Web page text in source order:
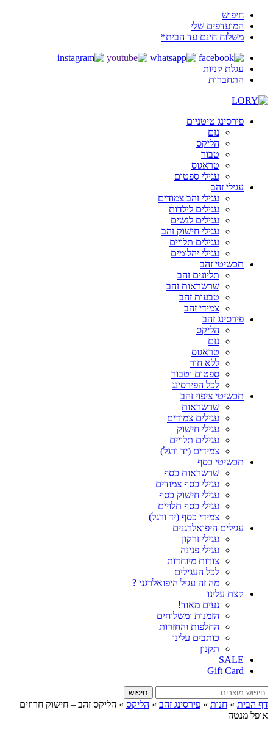
חיפוש
המועדפים שלי
משלוח חינם עד הבית*
עגלת קניות
התחברות
פירסינג טיטניום
נזם
הליקס
טבור
טראגוס
עגילי ספטום
עגילי זהב
עגילי זהב צמודים
עגילים לילדות
עגילים לנשים
עגילי חישוק זהב
עגילים תלויים
עגילי יהלומים
תכשיטי זהב
תליונים זהב
שרשראות זהב
טבעות זהב
צמידי זהב
פירסינג זהב
הליקס
נזם
טראגוס
ללא חור
ספטום וטבור
לכל הפירסינג
תכשיטי ציפוי זהב
שרשראות
עגילים צמודים
עגילי חישוק
עגילים תלויים
צמידים (יד ורגל)
תכשיטי כסף
שרשראות כסף
עגילי כסף צמודים
עגילי חישוק כסף
עגילי כסף תלויים
צמידי כסף (יד ורגל)
עגילים היפואלרגנים
עגילי זרקון
עגילי פנינה
צורות מיוחדות
לכל העגילים
מה זה עגיל היפואלרגני ?
קצת עלינו
נעים מאוד!
הזמנות ומשלוחים
החלפות והחזרות
כותבים עלינו
תקנון
SALE
Gift Card
חיפוש
עבור:
חיפוש
דף הבית » חנות » פירסינג זהב » הליקס » הליקס זהב – חישוק חרוזים
אופל מנטה